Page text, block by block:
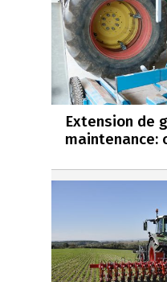
Extension de
maintenance: